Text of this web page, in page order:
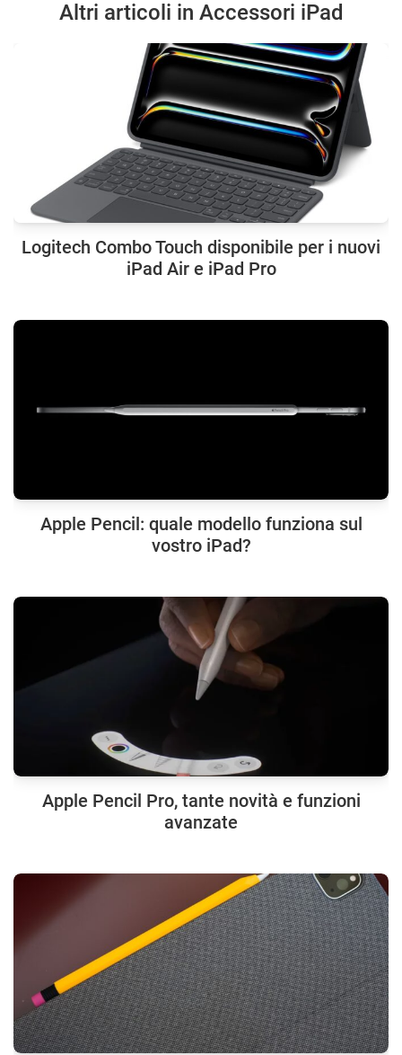
Altri articoli in Accessori iPad
Logitech Combo Touch disponibile per i nuovi
iPad Air e iPad Pro
Apple Pencil: quale modello funziona sul
vostro iPad?
Apple Pencil Pro, tante novità e funzioni
avanzate